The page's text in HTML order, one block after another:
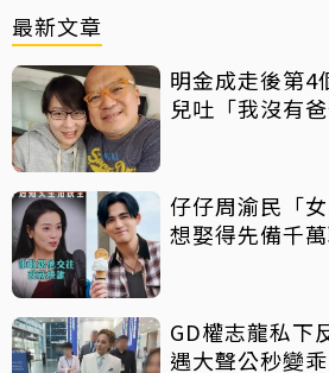
最新文章
明金成走後第4
兒吐「我沒有
仔仔周渝民「
想娶得先備千
GD權志龍私下
遇大聲公秒變